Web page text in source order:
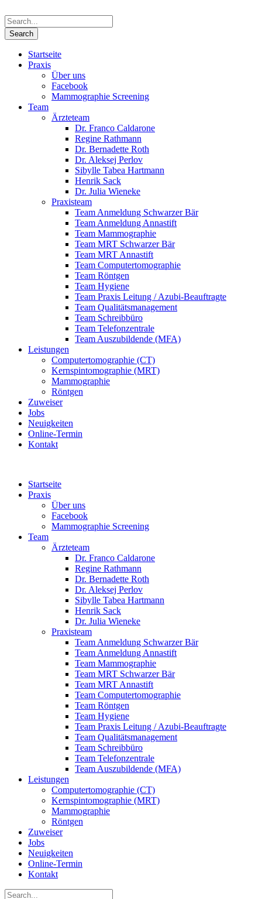
Startseite
Praxis
Über uns
Facebook
Mammographie Screening
Team
Ärzteteam
Dr. Franco Caldarone
Regine Rathmann
Dr. Bernadette Roth
Dr. Aleksej Perlov
Sibylle Tabea Hartmann
Henrik Sack
Dr. Julia Wieneke
Praxisteam
Team Anmeldung Schwarzer Bär
Team Anmeldung Annastift
Team Mammographie
Team MRT Schwarzer Bär
Team MRT Annastift
Team Computertomographie
Team Röntgen
Team Hygiene
Team Praxis Leitung / Azubi-Beauftragte
Team Qualitätsmanagement
Team Schreibbüro
Team Telefonzentrale
Team Auszubildende (MFA)
Leistungen
Computertomographie (CT)
Kernspintomographie (MRT)
Mammographie
Röntgen
Zuweiser
Jobs
Neuigkeiten
Online-Termin
Kontakt
Startseite
Praxis
Über uns
Facebook
Mammographie Screening
Team
Ärzteteam
Dr. Franco Caldarone
Regine Rathmann
Dr. Bernadette Roth
Dr. Aleksej Perlov
Sibylle Tabea Hartmann
Henrik Sack
Dr. Julia Wieneke
Praxisteam
Team Anmeldung Schwarzer Bär
Team Anmeldung Annastift
Team Mammographie
Team MRT Schwarzer Bär
Team MRT Annastift
Team Computertomographie
Team Röntgen
Team Hygiene
Team Praxis Leitung / Azubi-Beauftragte
Team Qualitätsmanagement
Team Schreibbüro
Team Telefonzentrale
Team Auszubildende (MFA)
Leistungen
Computertomographie (CT)
Kernspintomographie (MRT)
Mammographie
Röntgen
Zuweiser
Jobs
Neuigkeiten
Online-Termin
Kontakt